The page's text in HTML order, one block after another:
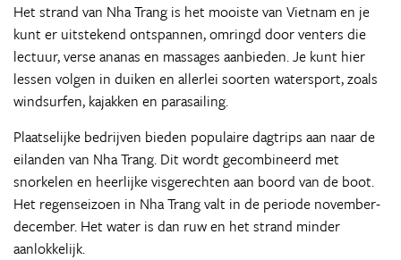
Het strand van Nha Trang is het mooiste van Vietnam en je
kunt er uitstekend ontspannen, omringd door venters die
lectuur, verse ananas en massages aanbieden. Je kunt hier
lessen volgen in duiken en allerlei soorten watersport, zoals
windsurfen, kajakken en parasailing.
Plaatselijke bedrijven bieden populaire dagtrips aan naar de
eilanden van Nha Trang. Dit wordt gecombineerd met
snorkelen en heerlijke visgerechten aan boord van de boot.
Het regenseizoen in Nha Trang valt in de periode november-
december. Het water is dan ruw en het strand minder
aanlokkelijk.